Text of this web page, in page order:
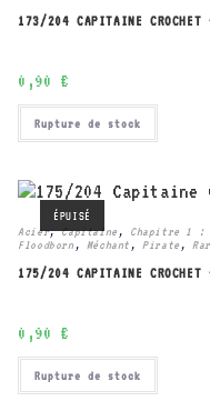
173/204 CAPITAINE CROCHET
0,90 €
Rupture de stock
ÉPUISÉ
Acier,Capitaine , Chapitre 1 :
Floodborn , Méchant , Pirate ,
175/204 CAPITAINE CROCHET
0,90 €
Rupture de stock